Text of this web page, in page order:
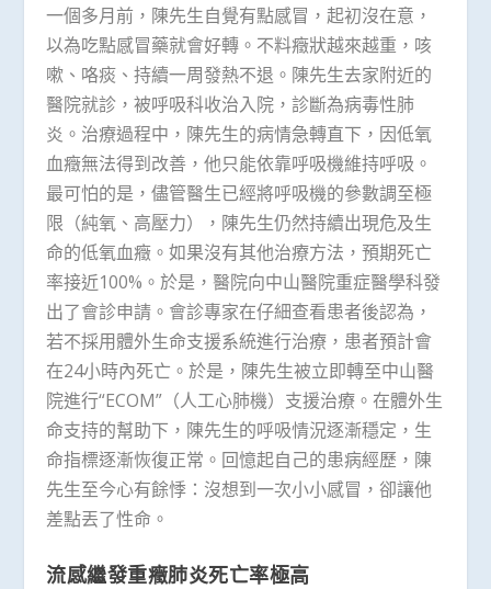
一個多月前，陳先生自覺有點感冒，起初沒在意，
以為吃點感冒藥就會好轉。不料癥狀越來越重，咳
嗽、咯痰、持續一周發熱不退。陳先生去家附近的
醫院就診，被呼吸科收治入院，診斷為病毒性肺
炎。治療過程中，陳先生的病情急轉直下，因低氧
血癥無法得到改善，他只能依靠呼吸機維持呼吸。
最可怕的是，儘管醫生已經將呼吸機的參數調至極
限（純氧、高壓力），陳先生仍然持續出現危及生
命的低氧血癥。如果沒有其他治療方法，預期死亡
率接近100%。於是，醫院向中山醫院重症醫學科發
出了會診申請。會診專家在仔細查看患者後認為，
若不採用體外生命支援系統進行治療，患者預計會
在24小時內死亡。於是，陳先生被立即轉至中山醫
院進行“ECOM”（人工心肺機）支援治療。在體外生
命支持的幫助下，陳先生的呼吸情況逐漸穩定，生
命指標逐漸恢復正常。回憶起自己的患病經歷，陳
先生至今心有餘悸：沒想到一次小小感冒，卻讓他
差點丟了性命。
流感繼發重癥肺炎死亡率極高